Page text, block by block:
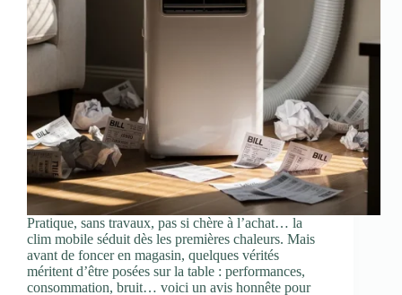
Pratique, sans travaux, pas si chère à l’achat… la
clim mobile séduit dès les premières chaleurs. Mais
avant de foncer en magasin, quelques vérités
méritent d’être posées sur la table : performances,
consommation, bruit… voici un avis honnête pour